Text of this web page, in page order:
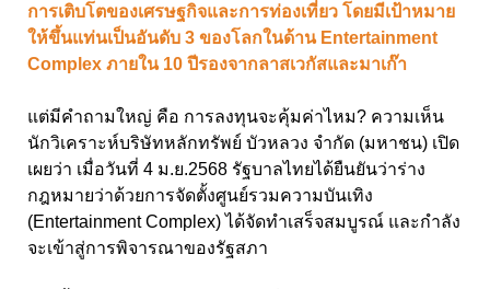
การเติบโตของเศรษฐกิจและการท่องเที่ยว โดยมีเป้าหมาย
ให้ขึ้นแท่นเป็นอันดับ 3 ของโลกในด้าน Entertainment
Complex ภายใน 10 ปีรองจากลาสเวกัสและมาเก๊า
แต่มีคำถามใหญ่ คือ การลงทุนจะคุ้มค่าไหม? ความเห็น
นักวิเคราะห์บริษัทหลักทรัพย์ บัวหลวง จำกัด (มหาชน) เปิด
เผยว่า เมื่อวันที่ 4 ม.ย.2568 รัฐบาลไทยได้ยืนยันว่าร่าง
กฎหมายว่าด้วยการจัดตั้งศูนย์รวมความบันเทิง
(Entertainment Complex) ได้จัดทำเสร็จสมบูรณ์ และกำลัง
จะเข้าสู่การพิจารณาของรัฐสภา